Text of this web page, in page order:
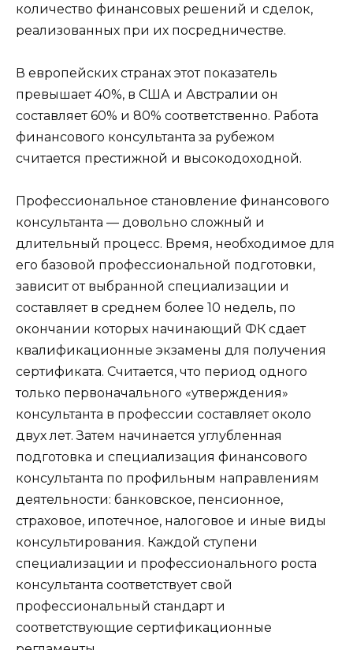
количество финансовых решений и сделок,
реализованных при их посредничестве.
В европейских странах этот показатель
превышает 40%, в США и Австралии он
составляет 60% и 80% соответственно. Работа
финансового консультанта за рубежом
считается престижной и высокодоходной.
Профессиональное становление финансового
консультанта — довольно сложный и
длительный процесс. Время, необходимое для
его базовой профессиональной подготовки,
зависит от выбранной специализации и
составляет в среднем более 10 недель, по
окончании которых начинающий ФК сдает
квалификационные экзамены для получения
сертификата. Считается, что период одного
только первоначального «утверждения»
консультанта в профессии составляет около
двух лет. Затем начинается углубленная
подготовка и специализация финансового
консультанта по профильным направлениям
деятельности: банковское, пенсионное,
страховое, ипотечное, налоговое и иные виды
консультирования. Каждой ступени
специализации и профессионального роста
консультанта соответствует свой
профессиональный стандарт и
соответствующие сертификационные